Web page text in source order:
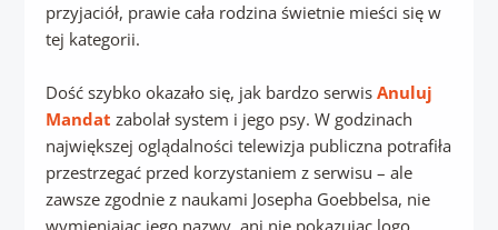
przyjaciół, prawie cała rodzina świetnie mieści się w
tej kategorii.
Dość szybko okazało się, jak bardzo serwisAnuluj
Mandat zabolał system i jego psy. W godzinach
największej oglądalności telewizja publiczna potrafiła
przestrzegać przed korzystaniem z serwisu – ale
zawsze zgodnie z naukami Josepha Goebbelsa, nie